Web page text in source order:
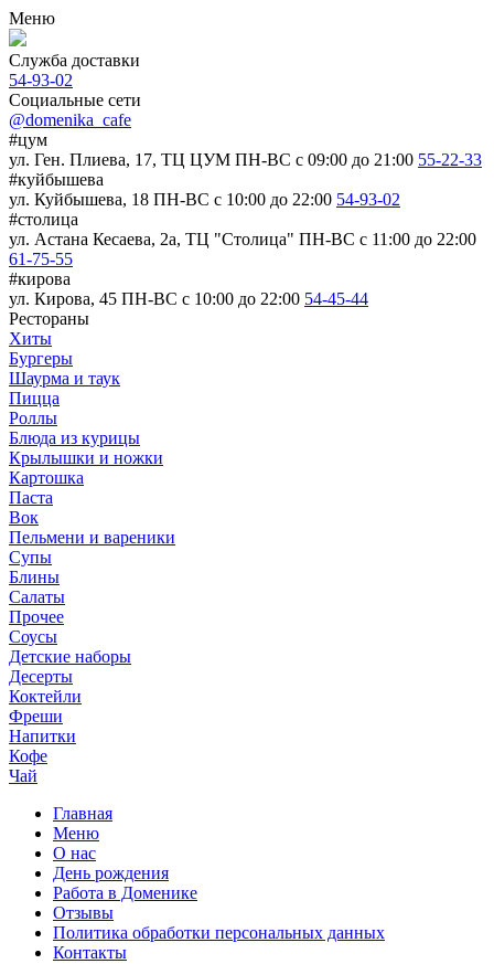
Меню
Служба доставки
54-93-02
Социальные сети
@domenika_cafe
#цум
ул. Ген. Плиева, 17, ТЦ ЦУМ ПН-ВС c 09:00 до 21:00 55-22-33
#куйбышева
ул. Куйбышева, 18 ПН-ВС c 10:00 до 22:00 54-93-02
#столица
ул. Астана Кесаева, 2а, ТЦ "Столица" ПН-ВС c 11:00 до 22:00
61-75-55
#кирова
ул. Кирова, 45 ПН-ВС c 10:00 до 22:00 54-45-44
Рестораны
Хиты
Бургеры
Шаурма и таук
Пицца
Роллы
Блюда из курицы
Крылышки и ножки
Картошка
Паста
Вок
Пельмени и вареники
Супы
Блины
Салаты
Прочее
Соусы
Детские наборы
Десерты
Коктейли
Фреши
Напитки
Кофе
Чай
Главная
Меню
О нас
День рождения
Работа в Доменике
Отзывы
Политика обработки персональных данных
Контакты